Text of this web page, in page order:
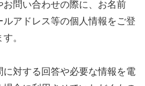
問い合わせの際に、お名前
ルアドレス等の個人情報をご登
。
対する回答や必要な情報を電